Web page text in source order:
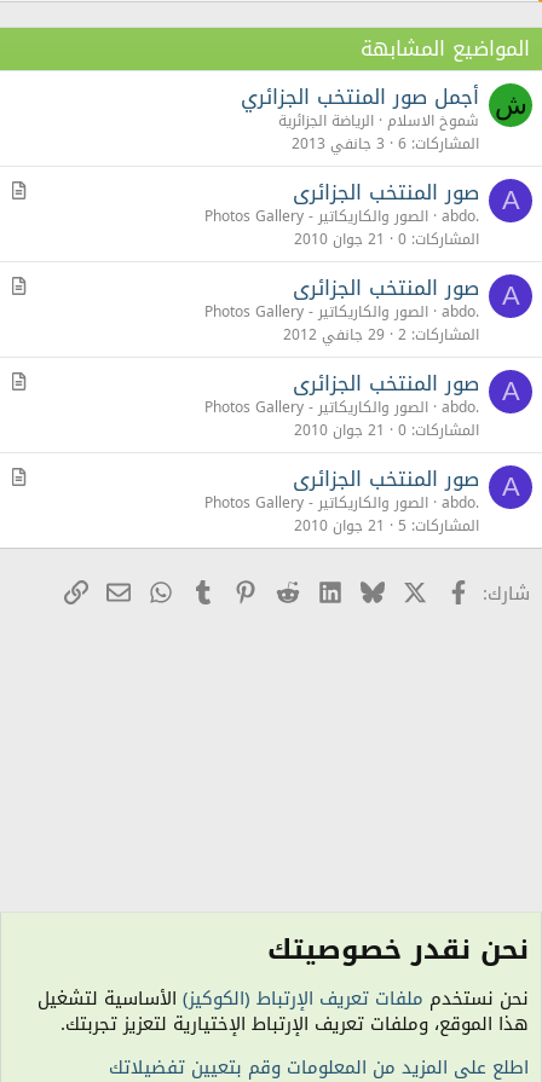
المواضيع المشابهة
ش أجمل صور المنتخب الجزائري
شموخ الاسلام الرياضة الجزائرية
المشاركات 6 3 جانفي 2013
A
ل
صور المنتخب الجزائرى
abdo. الصور والكاريكاتير - Photos Gallery
المشاركات 0 21 جوان 2010
A
ل
صور المنتخب الجزائرى
abdo. الصور والكاريكاتير - Photos Gallery
المشاركات 2 29 جانفي 2012
A
ل
صور المنتخب الجزائرى
abdo. الصور والكاريكاتير - Photos Gallery
المشاركات 0 21 جوان 2010
A
ل
صور المنتخب الجزائرى
abdo. الصور والكاريكاتير - Photos Gallery
المشاركات 5 21 جوان 2010
شارك: Facebook
X
Bluesky
LinkedIn
Reddit
Pinterest
Tumblr
WhatsApp
البريدرابط
الصور والكاريكاتير - Photos Gallery
الكوكيز
نحن نقدر خصوصيتك
نحن نستخدم ملفات تعريف الإرتباط (الكوكيز) الأساسية لتشغيل
هذا الموقع، وملفات تعريف الإرتباط الإختيارية لتعزيز تجربتك.
اطلع على المزيد من المعلومات وقم بتعيين تفضيلاتك